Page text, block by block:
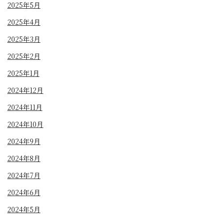
2025年5月
2025年4月
2025年3月
2025年2月
2025年1月
2024年12月
2024年11月
2024年10月
2024年9月
2024年8月
2024年7月
2024年6月
2024年5月